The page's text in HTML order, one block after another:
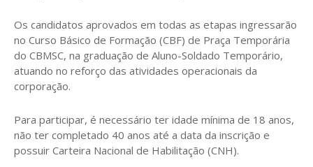
Os candidatos aprovados em todas as etapas ingressarão
no Curso Básico de Formação (CBF) de Praça Temporária
do CBMSC, na graduação de Aluno-Soldado Temporário,
atuando no reforço das atividades operacionais da
corporação.
Para participar, é necessário ter idade mínima de 18 anos,
não ter completado 40 anos até a data da inscrição e
possuir Carteira Nacional de Habilitação (CNH).